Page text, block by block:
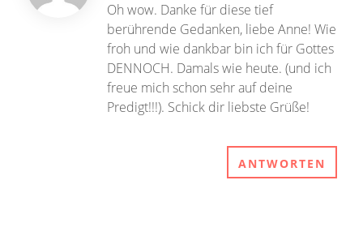
Oh wow. Danke für diese tief
berührende Gedanken, liebe Anne! Wie
froh und wie dankbar bin ich für Gottes
DENNOCH. Damals wie heute. (und ich
freue mich schon sehr auf deine
Predigt!!!). Schick dir liebste Grüße!
ANTWORTEN